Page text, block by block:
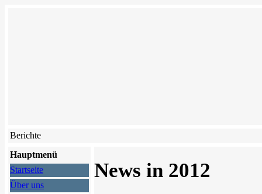
Berichte
Hauptmenü
Startseite
Über uns
News in 2012